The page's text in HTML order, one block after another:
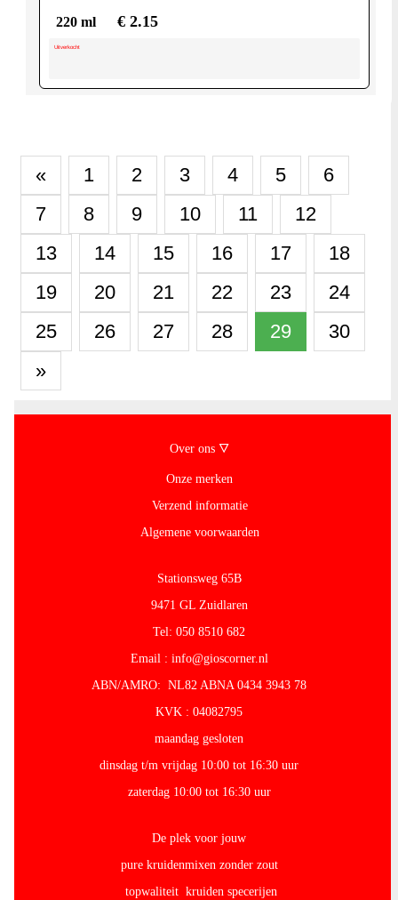
220 ml € 2.15
Uitverkocht
« 1 2 3 4 5
6
7
8 9 10 11
12
13
14 15 16 17
18
19
20 21 22 23
24
25
26 27 28 29
30
»
Over ons 🜄
Onze merken
Verzend informatie
Algemene voorwaarden
Stationsweg 65B
9471 GL Zuidlaren
Tel: 050 8510 682
Email : info@gioscorner.nl
ABN/AMRO: NL82 ABNA 0434 3943 78
KVK : 04082795
maandag gesloten
dinsdag t/m vrijdag 10:00 tot 16:30 uur
zaterdag 10:00 tot 16:30 uur
De plek voor jouw
pure kruidenmixen zonder zout
topwaliteit kruiden specerijen